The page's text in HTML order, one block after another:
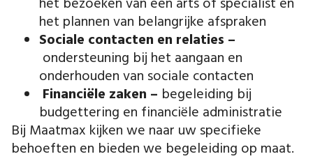
het plannen van belangrijke afspraken
Sociale contacten en relaties –
ondersteuning bij het aangaan en
onderhouden van sociale contacten
Financiële zaken – begeleiding bij
budgettering en financiële administratie
Bij Maatmax kijken we naar uw specifieke
behoeften en bieden we begeleiding op maat.